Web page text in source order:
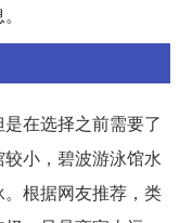
在选择之前需要了
小，碧波游泳馆水
根据网友推荐，类